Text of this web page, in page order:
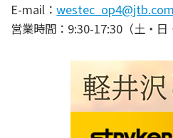
E-mail：westec_op4@jtb.com
営業時間：9:30-17:30（土・日